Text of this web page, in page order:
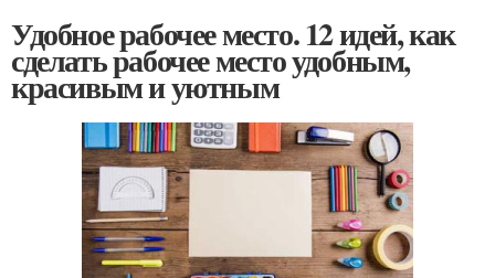
Удобное рабочее место. 12 идей, как
сделать рабочее место удобным,
красивым и уютным